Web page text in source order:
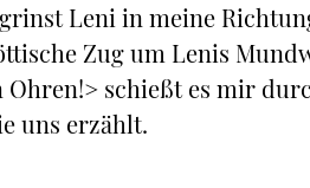
Leni in meine
Zug um Lenis
schießt es mir
uns erzählt.